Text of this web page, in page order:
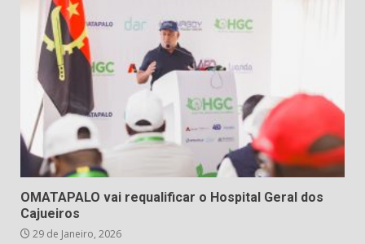
OMATAPALO vai requalificar o Hospital Geral dos
Cajueiros
29 de Janeiro, 2026